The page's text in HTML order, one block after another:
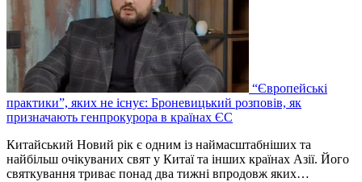
“Європейські
практики”, яких не існує: Броневицький розповів, як
призначають генпрокурора в країнах ЄС
Китайський Новий рік є одним із наймасштабніших та
найбільш очікуваних свят у Китаї та інших країнах Азії. Його
святкування триває понад два тижні впродовж яких…